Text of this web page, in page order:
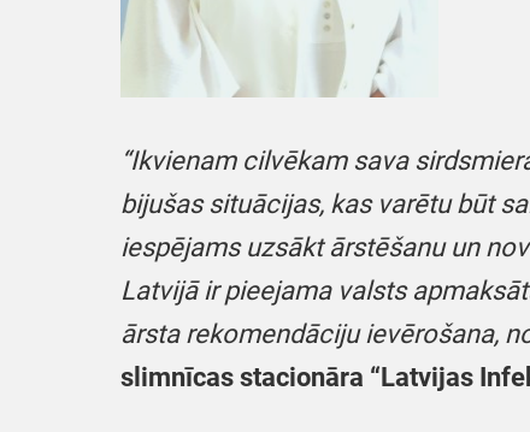
“Ikvienam cilvēkam sava
bijušas situācijas, kas varētu būt
iespējams uzsākt ārstēšanu un
Latvijā ir pieejama valsts
ārsta rekomendāciju ievērošana,
slimnīcas stacionāra “Latvijas